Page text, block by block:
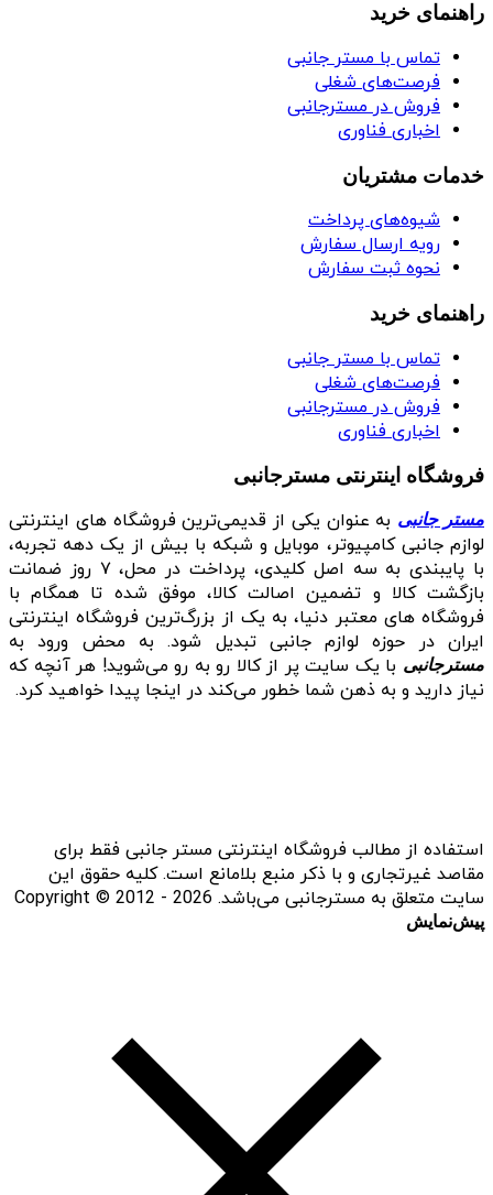
راهنمای خرید
تماس با مستر جانبی
فرصت‌های شغلی
فروش در مسترجانبی
اخباری فناوری
خدمات مشتریان
شیوه‌های پرداخت
رویه ارسال سفارش
نحوه ثبت سفارش
راهنمای خرید
تماس با مستر جانبی
فرصت‌های شغلی
فروش در مسترجانبی
اخباری فناوری
فروشگاه اینترنتی مسترجانبی
مستر جانبی به عنوان یکی از قدیمی‌ترین فروشگاه های اینترنتی
لوازم جانبی کامپیوتر، موبایل و شبکه با بیش از یک دهه تجربه،
با پایبندی به سه اصل کلیدی، پرداخت در محل، ۷ روز ضمانت
بازگشت کالا و تضمین اصالت کالا، موفق شده تا همگام با
فروشگاه‌ های معتبر دنیا، به یک از بزرگ‌ترین فروشگاه اینترنتی
ایران در حوزه لوازم جانبی تبدیل شود. به محض ورود به
مسترجانبی با یک سایت پر از کالا رو به رو می‌شوید! هر آنچه که
نیاز دارید و به ذهن شما خطور می‌کند در اینجا پیدا خواهید کرد.
استفاده از مطالب فروشگاه اینترنتی مستر جانبی فقط برای
مقاصد غیرتجاری و با ذکر منبع بلامانع است. کلیه حقوق این
سایت متعلق به مسترجانبی می‌باشد. Copyright © 2012 - 2026
پیش‌نمایش